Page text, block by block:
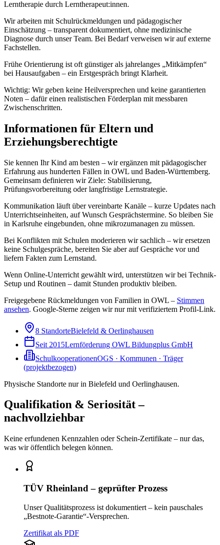
Lerntherapie durch Lerntherapeut:innen.
Wir arbeiten mit Schulrückmeldungen und pädagogischer
Einschätzung – transparent dokumentiert, ohne medizinische
Diagnose durch unser Team. Bei Bedarf verweisen wir auf externe
Fachstellen.
Frühe Orientierung ist oft günstiger als jahrelanges „Mitkämpfen“
bei Hausaufgaben – ein Erstgespräch bringt Klarheit.
Wichtig: Wir geben keine Heilversprechen und keine garantierten
Noten – dafür einen realistischen Förderplan mit messbaren
Zwischenschritten.
Informationen für Eltern und
Erziehungsberechtigte
Sie kennen Ihr Kind am besten – wir ergänzen mit pädagogischer
Erfahrung aus hunderten Fällen in OWL und Baden-Württemberg.
Gemeinsam definieren wir Ziele: Stabilisierung,
Prüfungsvorbereitung oder langfristige Lernstrategie.
Kommunikation läuft über vereinbarte Kanäle – kurze Updates nach
Unterrichtseinheiten, auf Wunsch Gesprächstermine. So bleiben Sie
in Karlsruhe eingebunden, ohne mikrozumanagen zu müssen.
Bei Konflikten mit Schulen moderieren wir sachlich – wir ersetzen
keine Schulgespräche, bereiten Sie aber auf Gespräche vor und
liefern Fakten zum Lernstand.
Wenn Online-Unterricht gewählt wird, unterstützen wir bei Technik-
Setup und Routinen – damit Stunden produktiv bleiben.
Freigegebene Rückmeldungen von Familien in OWL – Stimmen
ansehen. Google-Sterne zeigen wir nur mit verifiziertem Profil-Link.
8 StandorteBielefeld & Oerlinghausen
Seit 2015Lernförderung OWL Bildungplus GmbH
SchulkooperationenOGS · Kommunen · Träger
(projektbezogen)
Physische Standorte nur in Bielefeld und Oerlinghausen.
Qualifikation & Seriosität –
nachvollziehbar
Keine erfundenen Kennzahlen oder Schein-Zertifikate – nur das,
was wir öffentlich belegen können.
TÜV Rheinland – geprüfter Prozess
Unser Qualitätsprozess ist dokumentiert – kein pauschales
„Bestnote-Garantie“-Versprechen.
Zertifikat als PDF